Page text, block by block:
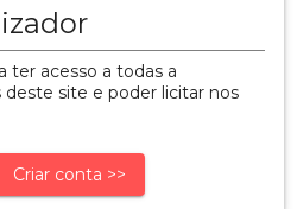
ter acesso a todas a
deste site e poder licitar nos
Criar conta >>